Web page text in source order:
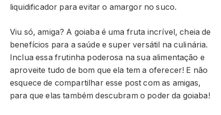
liquidificador para evitar o amargor no suco.
Viu só, amiga? A goiaba é uma fruta incrível, cheia de
benefícios para a saúde e super versátil na culinária.
Inclua essa frutinha poderosa na sua alimentação e
aproveite tudo de bom que ela tem a oferecer! E não
esquece de compartilhar esse post com as amigas,
para que elas também descubram o poder da goiaba!